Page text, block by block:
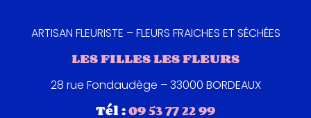
rapide mais on préfère être transparent avant tout
chez nous !
ARTISAN FLEURISTE – FLEURS FRAICHES ET SÉCHÉES
LES FILLES LES FLEURS
28 rue Fondaudège – 33000 BORDEAUX
Tél :09 53 77 22 99